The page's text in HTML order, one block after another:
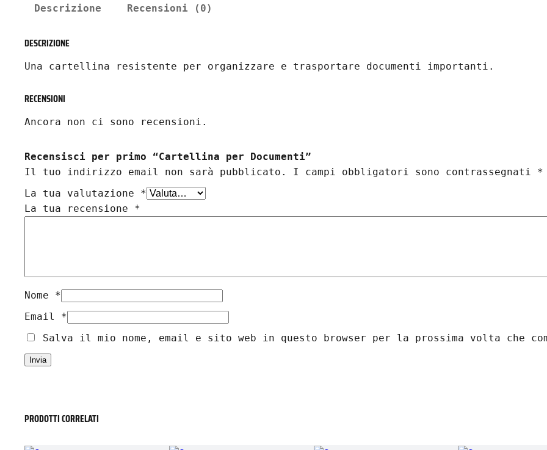
n
e
q
t
Descrizione
Recensioni (0)
DESCRIZIONE
Una cartellina resistente per organizzare e trasportare documenti importanti.
RECENSIONI
Ancora non ci sono recensioni.
Recensisci per primo “Cartellina per Documenti”
Il tuo indirizzo email non sarà pubblicato.
I campi obbligatori sono contrassegnati *
La tua valutazione *
La tua recensione *
Nome *
Email *
Salva il mio nome, email e sito web in questo browser per la prossima volta che
PRODOTTI CORRELATI